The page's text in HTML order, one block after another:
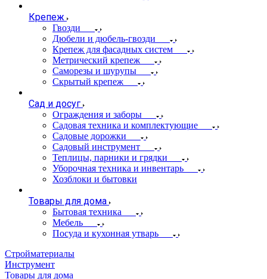
Крепеж
Гвозди
Дюбели и дюбель-гвозди
Крепеж для фасадных систем
Метрический крепеж
Саморезы и шурупы
Скрытый крепеж
Сад и досуг
Ограждения и заборы
Садовая техника и комплектующие
Садовые дорожки
Садовый инструмент
Теплицы, парники и грядки
Уборочная техника и инвентарь
Хозблоки и бытовки
Товары для дома
Бытовая техника
Мебель
Посуда и кухонная утварь
Стройматериалы
Инструмент
Товары для дома